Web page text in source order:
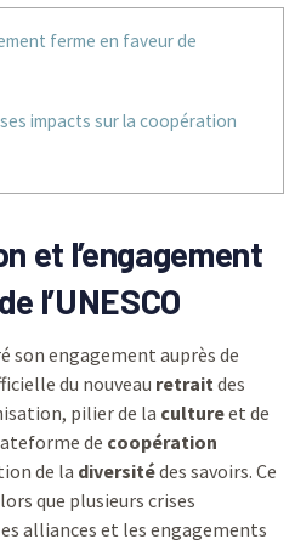
ferme en faveur de
impacts sur la coopération
et l’engagement
l’UNESCO
son engagement auprès de
du nouveau retraitdes
pilier de la cultureet de
de coopération
de la diversitédes savoirs. Ce
que plusieurs crises
alliances et les engagements